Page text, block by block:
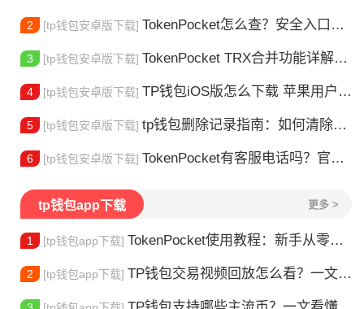
2 [tp钱包安卓版下载] TokenPocket怎么查？安全入口查询指南
3 [tp钱包安卓版下载] TokenPocket TRX合并功能详解：安全完成资产合并的完整指南
4 [tp钱包安卓版下载] TP钱包iOS版怎么下载 苹果用户安装指南
5 [tp钱包安卓版下载] tp钱包删除记录指南：如何清除交易历史
6 [tp钱包安卓版下载] TokenPocket有客服电话吗？官方联系方式详解
tp钱包app下载 更多 >
1 [tp钱包app下载] TokenPocket使用教程：新手从零学会钱包操作
2 [tp钱包app下载] TP钱包交易视频回放怎么看？一文教你轻松找回